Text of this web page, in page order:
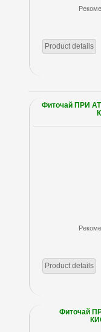
Product details
Фиточай ПРИ
Product details
Фиточай